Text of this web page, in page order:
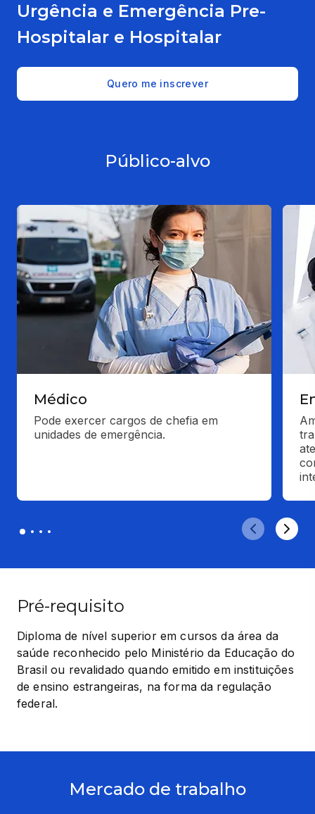
Urgência e Emergência Pre-
Hospitalar e Hospitalar
Quero me inscrever
Público-alvo
Médico
Pode exercer cargos de chefia em
unidades de emergência.
Pré-requisito
Diploma de nível superior em cursos da área da
saúde reconhecido pelo Ministério da Educação do
Brasil ou revalidado quando emitido em instituições
de ensino estrangeiras, na forma da regulação
federal.
Mercado de trabalho